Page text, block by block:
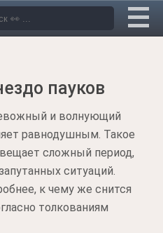
пауков
и волнующий
равнодушным. Такое
сложный период,
ситуаций.
к чему же снится
толкованиям